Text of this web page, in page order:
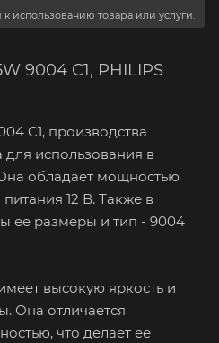
товара или услуги.
9004 C1, PHILIPS
C1, производства
для использования в
обладает мощностью
12 В. Также в
ее размеры и тип - 9004
высокую яркость и
Она отличается
что делает ее